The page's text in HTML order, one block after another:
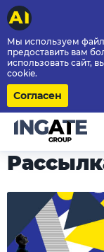
Мы используем
предоставить вам
использовать сайт,
cookie.
Согласен